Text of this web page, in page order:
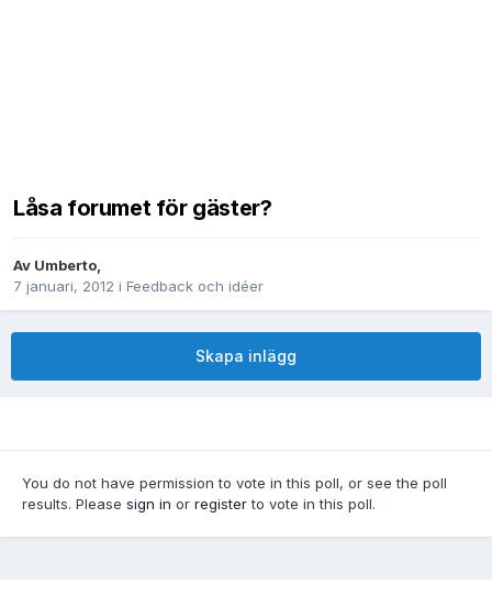
Låsa forumet för gäster?
Av Umberto,
7 januari, 2012 i Feedback och idéer
Skapa inlägg
You do not have permission to vote in this poll, or see the poll
results. Please sign in or registerto vote in this poll.